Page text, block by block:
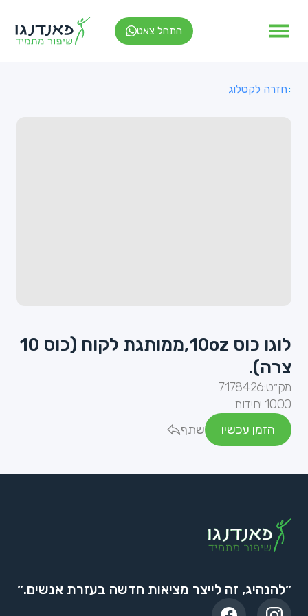
התחל צאט
חזרה לקטלוג
לוגו כוס 10oz,ממותגת לקוח (כוס 10
צרה).
מק״ט:7178426
1000 יחידות
הזמן עכשיו
שתף
״להנהיג, זה לייצר מציאות חדשה בעזרת אנשים.״